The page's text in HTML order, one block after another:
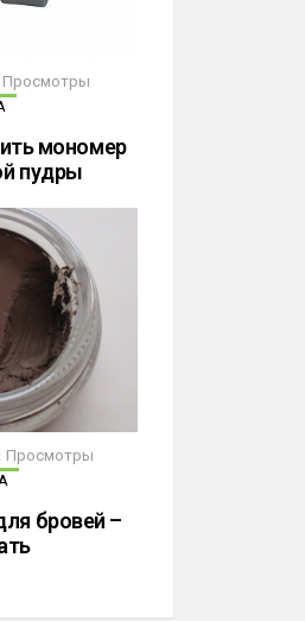
Просмотры
мономер
пудры
Просмотры
бровей –